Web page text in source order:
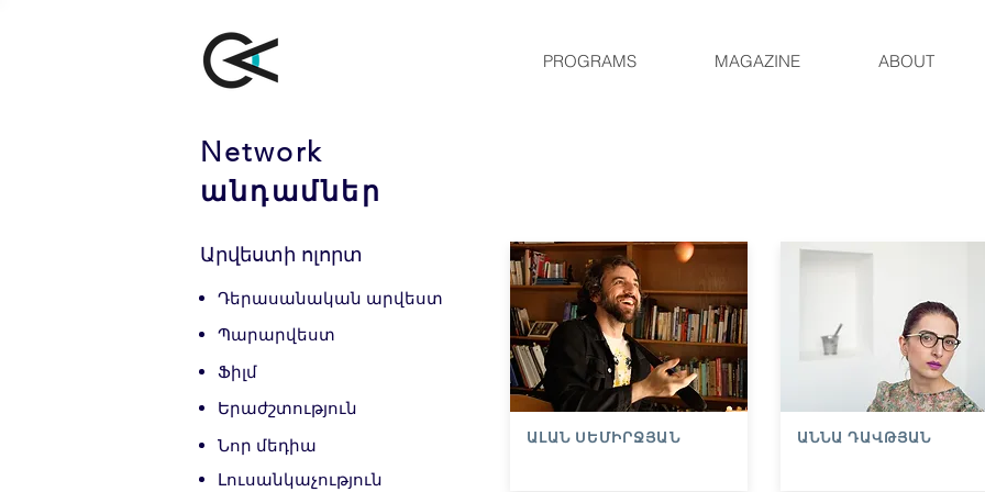
PROGRAMS MAGAZINE ABOUT
Network
անդամներ
ԱԼԱՆ ՍԵՄԻՐՋՅԱՆ ԱՆՆԱ ԴԱՎԹՅԱՆ
Պարարվեստ
Դերասանական արվեստ
Երաժշտություն
Ֆիլմ
Լուսանկաչություն
Արվեստի ոլորտ
Նոր մեդիա